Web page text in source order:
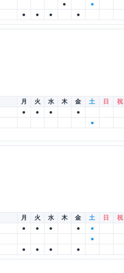
●
●
● ● ● ●
月 火 水 木 金 土 日
祝
● ● ●
●
●
月 火 水 木 金 土 日
祝
● ● ● ●
●
●
● ● ● ●